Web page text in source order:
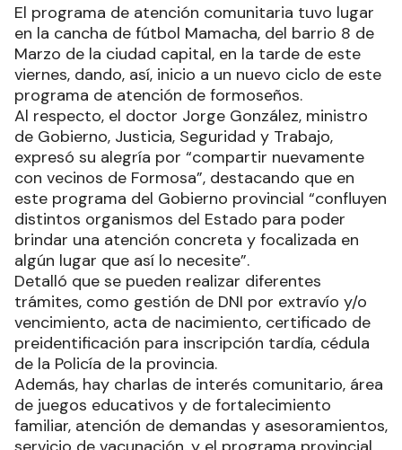
El programa de atención comunitaria tuvo lugar
en la cancha de fútbol Mamacha, del barrio 8 de
Marzo de la ciudad capital, en la tarde de este
viernes, dando, así, inicio a un nuevo ciclo de este
programa de atención de formoseños.
Al respecto, el doctor Jorge González, ministro
de Gobierno, Justicia, Seguridad y Trabajo,
expresó su alegría por “compartir nuevamente
con vecinos de Formosa”, destacando que en
este programa del Gobierno provincial “confluyen
distintos organismos del Estado para poder
brindar una atención concreta y focalizada en
algún lugar que así lo necesite”.
Detalló que se pueden realizar diferentes
trámites, como gestión de DNI por extravío y/o
vencimiento, acta de nacimiento, certificado de
preidentificación para inscripción tardía, cédula
de la Policía de la provincia.
Además, hay charlas de interés comunitario, área
de juegos educativos y de fortalecimiento
familiar, atención de demandas y asesoramientos,